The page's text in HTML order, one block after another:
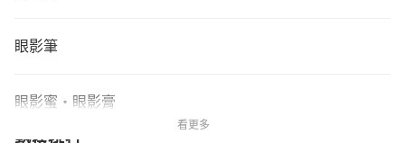
眼影筆
眼影蜜・眼影膏
看更多